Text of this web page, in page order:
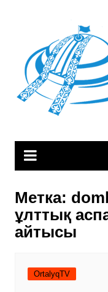
Метка:
ұлттық
айтысы
OrtalyqTV